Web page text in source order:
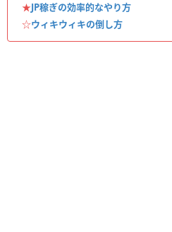
★JP稼ぎの効率的なやり方
☆ウィキウィキの倒し方